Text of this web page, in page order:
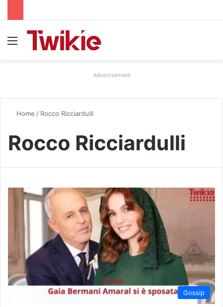
Advertisement
Home / Rocco Ricciardulli
Rocco Ricciardulli
Gossip